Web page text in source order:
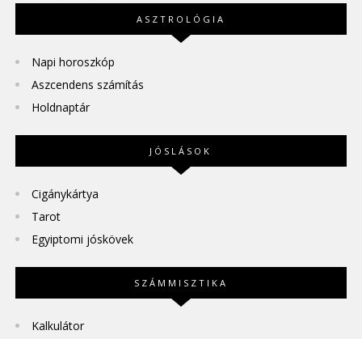
ASZTROLÓGIA
Napi horoszkóp
Aszcendens számítás
Holdnaptár
JÓSLÁSOK
Cigánykártya
Tarot
Egyiptomi jóskövek
SZÁMMISZTIKA
Kalkulátor